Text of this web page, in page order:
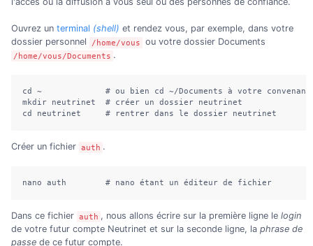
Ouvrez un terminal (shell) et rendez vous, par exemple, dans votre
dossier personnel
/home/vous ou votre dossier Documents
/home/vous/Documents .
cd ~             # ou bien cd ~/Documents à votre
mkdir neutrinet  # créer un dossier neutrinet
cd neutrinet     # rentrer dans le dossier neutrinet
Créer un fichier auth .
nano auth        # nano étant un éditeur de fichier
Dans ce fichier auth , nous allons écrire sur la première ligne lelogin
de votre futur compte Neutrinet et sur la seconde ligne, la phrase de
passe de ce futur compte.